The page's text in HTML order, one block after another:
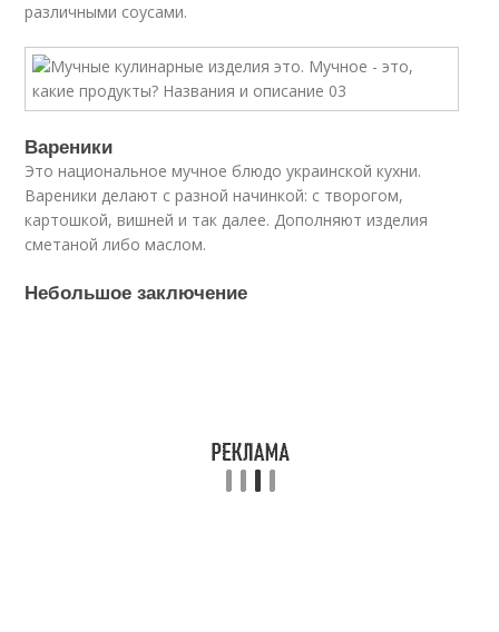
различными соусами.
Вареники
Это национальное мучное блюдо украинской кухни.
Вареники делают с разной начинкой: с творогом,
картошкой, вишней и так далее. Дополняют изделия
сметаной либо маслом.
Небольшое заключение